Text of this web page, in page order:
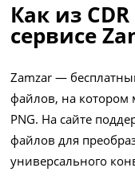
Как из
сервисе
Zamzar —
файлов, на котором
PNG. На сайте
файлов для
универсального